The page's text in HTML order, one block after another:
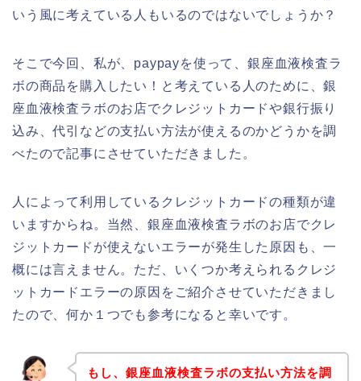
いう風に考えている人もいるのではないでしょうか？
そこで今回、私が、paypayを使って、銀座血液検査ラ
ボの商品を購入したい！と考えている人のために、銀
座血液検査ラボのお店でクレジットカードや銀行振り
込み、代引などの支払い方法が使えるのかどうかを調
べたので記事にさせていただきました。
人によって利用しているクレジットカードの種類が違
いますからね。当然、銀座血液検査ラボのお店でクレ
ジットカードが使えないエラーが発生した原因も、一
概には言えません。ただ、いくつか考えられるクレジ
ットカードエラーの原因をご紹介させていただきまし
たので、何か１つでも参考になると幸いです。
もし、銀座血液検査ラボの支払い方法を調